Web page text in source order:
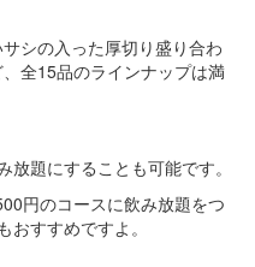
シの入った厚切り盛り合わ
全15品のラインナップは満
題にすることも可能です。
円のコースに飲み放題をつ
すすめですよ。